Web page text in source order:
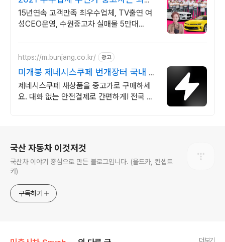
수모범업체에서!
15년연속 고객만족 최우수업체, TV출연 여
성CEO운영, 수원중고차 실매물 5만대
https://m.bunjang.co.kr/ 광고
미개봉 제네시스쿠페 번개장터 국내 최
대 브랜드 중고거래
제네시스쿠페 새상품을 중고가로 구매하세
요. 대화 없는 안전결제로 간편하게! 전국 각
국산 자동차 이것저것
국산차 이야기 중심으로 만든 블로그입니다. (올드카, 컨셉트
카)
구독하기
더보기